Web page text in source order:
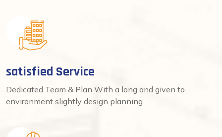
satisfied Service
Dedicated Team & Plan With a long and given to
environment slightly design planning.